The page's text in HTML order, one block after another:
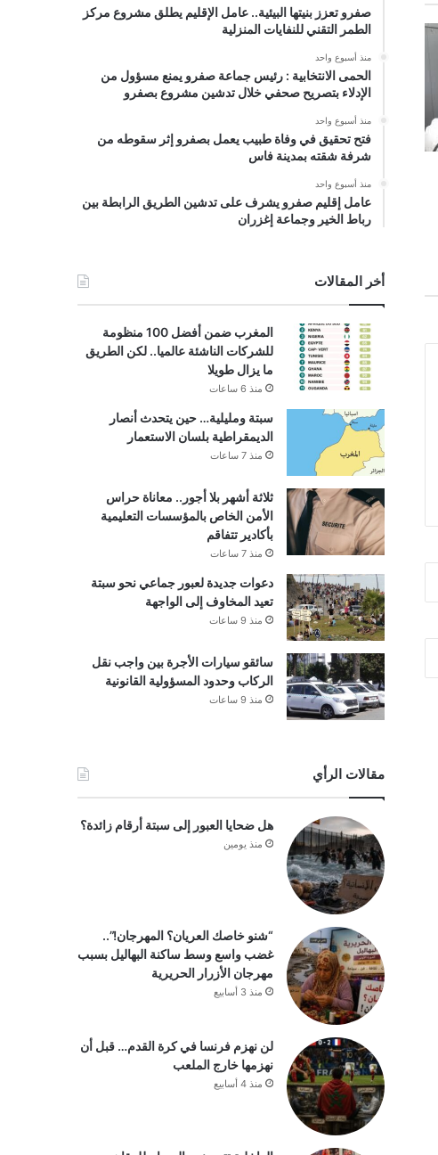
صفرو تعزز بنيتها البيئية.. عامل الإقليم يطلق مشروع مركز
الطمر التقني للنفايات المنزلية
منذ أسبوع واحد
الحمى الانتخابية : رئيس جماعة صفرو يمنع مسؤول من
الإدلاء بتصريح صحفي خلال تدشين مشروع بصفرو
منذ أسبوع واحد
فتح تحقيق في وفاة طبيب يعمل بصفرو إثر سقوطه من
شرفة شقته بمدينة فاس
منذ أسبوع واحد
عامل إقليم صفرو يشرف على تدشين الطريق الرابطة بين
رباط الخير وجماعة إغزران
أخر المقالات
المغرب ضمن أفضل 100 منظومة
للشركات الناشئة عالميا.. لكن الطريق
ما يزال طويلا
منذ 6 ساعات
سبتة ومليلية… حين يتحدث أنصار
الديمقراطية بلسان الاستعمار
منذ 7 ساعات
ثلاثة أشهر بلا أجور.. معاناة حراس
الأمن الخاص بالمؤسسات التعليمية
بأكادير تتفاقم
منذ 7 ساعات
دعوات جديدة لعبور جماعي نحو سبتة
تعيد المخاوف إلى الواجهة
منذ 9 ساعات
سائقو سيارات الأجرة بين واجب نقل
الركاب وحدود المسؤولية القانونية
منذ 9 ساعات
مقالات الرأي
هل ضحايا العبور إلى سبتة أرقام زائدة؟
منذ يومين
“شنو خاصك العريان؟ المهرجان!”..
غضب واسع وسط ساكنة البهاليل بسبب
مهرجان الأزرار الحريرية
منذ 3 أسابيع
لن نهزم فرنسا في كرة القدم… قبل أن
نهزمها خارج الملعب
منذ 4 أسابيع